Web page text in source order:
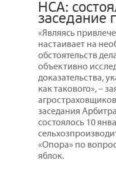
НСА:
заседание
«Являясь
настаивает на
обстоятельств
объективно
доказательства,
как такового», –
заседания
состоялось 10
«Опора» по
яблок.